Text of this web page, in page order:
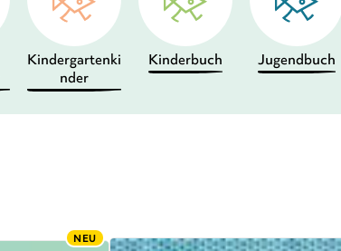
Kindergartenki
nder
Kinderbuch Jugendbuch
NEU